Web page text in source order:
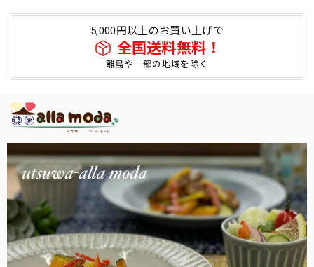
5,000円以上のお買い上げで
全国送料無料！
離島や一部の地域を除く